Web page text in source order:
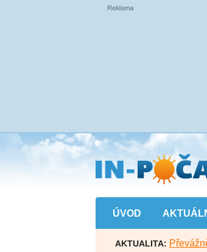
Přejít
na
hlavní
obsah
ÚVOD
AKTUALITA: